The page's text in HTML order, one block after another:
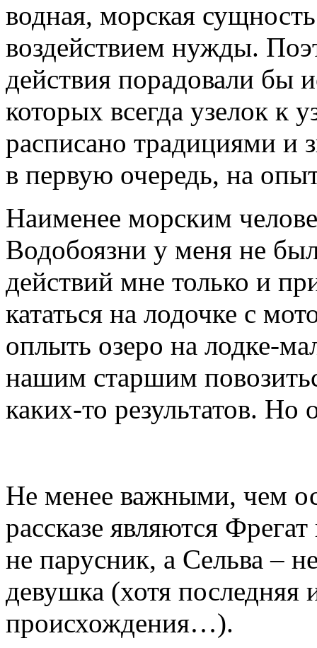
водная, морская
воздействием нужды.
действия порадовали бы
которых всегда узелок к
расписано традициями и
в первую очередь, на
Наименее морским
Водобоязни у меня не
действий мне только и
кататься на лодочке с
оплыть озеро на лодке-
нашим старшим
каких-то результатов. Но
Не менее важными, чем
рассказе являются
не парусник, а Сельва –
девушка (хотя последняя
происхождения…).